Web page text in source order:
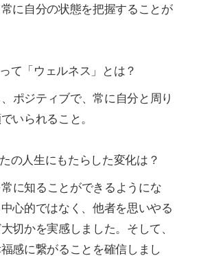
に自分の状態を把握することが
て「ウェルネス」とは？
ポジティブで、常に自分と周り
いられること。
の人生にもたらした変化は？
に知ることができるようにな
心的ではなく、他者を思いやる
切かを実感しました。そして、
感に繋がることを確信しまし